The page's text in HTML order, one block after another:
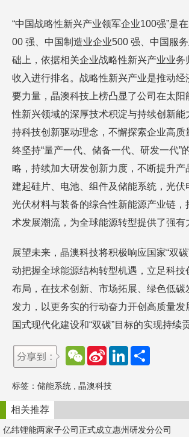
“中国战略性新兴产业领军企业100强”是
00 强、中国制造业企业500 强、中国服
础上，依据相关企业战略性新兴产业业务
收入进行排名。战略性新兴产业是推动经
要力量，晶澳科技上榜凸显了公司在太阳
性新兴领域的深厚技术积淀与持续创新能
持科技创新驱动理念，不懈探索企业高质
终坚持“量产一代、储备一代、研发一代”
略，持续加大研发创新力度，不断提升产
建起硅片、电池、组件及储能系统，光伏
光伏材料与装备的综合性新能源产业链，
术发展潮流，为全球能源转型提供了强有
展望未来，晶澳科技将积极响应国家“双
动把握全球能源结构转型机遇，立足科技
布局，在技术创新、市场拓展、绿色低碳
发力，以更务实的行动奋力开创高质量发
国式现代化建设和“双碳”目标的实现持续
W
e
a
t
S
a
W
e
b
o
L
d
n
标签： 储能系统 晶澳科技
相关推荐
亿纬锂能两家子公司正式成立惠州研发分公司